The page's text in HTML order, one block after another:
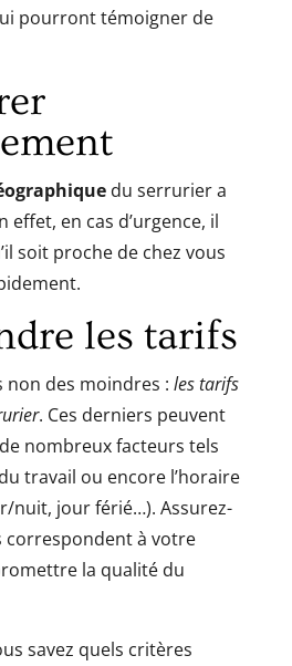
pourront témoigner de
du serrurier a
effet, en cas d’urgence, il
soit proche de chez vous
les tarifs
des moindres : les tarifs
. Ces derniers peuvent
nombreux facteurs tels
travail ou encore l’horaire
nuit, jour férié…). Assurez-
correspondent à votre
la qualité du
savez quels critères